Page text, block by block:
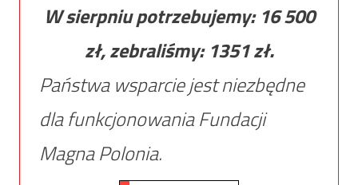
W sierpniu potrzebujemy: 16 500
zł, zebraliśmy: 1351zł.
Państwa wsparcie jest niezbędne
dla funkcjonowania Fundacji
Magna Polonia.